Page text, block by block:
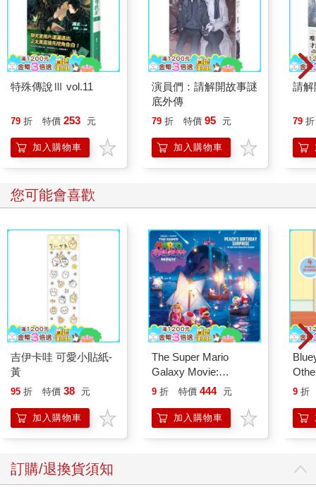
特殊傳說Ⅲ vol.11
79 折 特價 253 元
加入購物車
演員們：請解開故事謎
底外傳
79 折 特價 95 元
加入購物車
請解
79 折
您可能會喜歡
吉伊卡哇 可愛小貼紙-
黃
95 折 特價 38 元
加入購物車
The Super Mario
Galaxy Movie:
Peach`s Birthday
Mario Galaxy Movie
Storybook
9 折 特價 444 元
加入購物車
9 折
訂購/退換貨須知